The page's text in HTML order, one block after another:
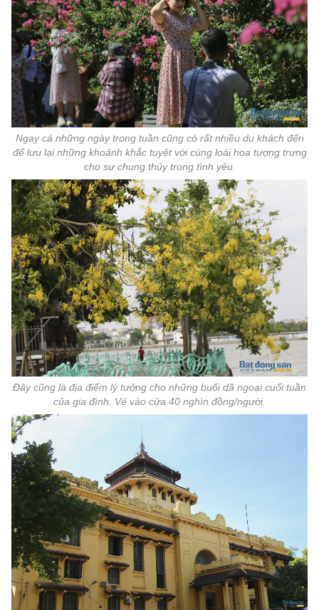
Ngay cả những ngày trong tuần cũng có rất nhiều du khách đến
để lưu lại những khoảnh khắc tuyệt vời cùng loài hoa tượng trưng
cho sự chung thủy trong tình yêu.
Đây cũng là địa điểm lý tưởng cho những buổi dã ngoại cuối tuần
của gia đình. Vé vào cửa 40 nghìn đồng/người.